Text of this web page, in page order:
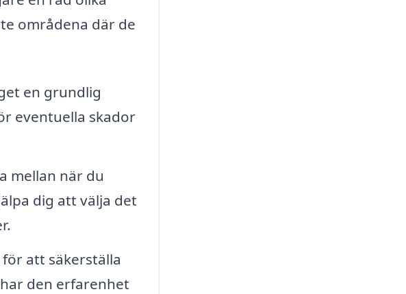
områdena där de
en grundlig
eventuella skador
mellan när du
dig att välja det
att säkerställa
den erfarenhet